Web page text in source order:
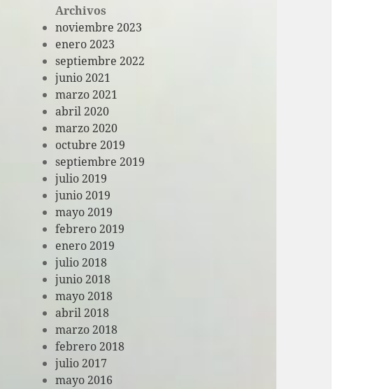
Archivos
noviembre 2023
enero 2023
septiembre 2022
junio 2021
marzo 2021
abril 2020
marzo 2020
octubre 2019
septiembre 2019
julio 2019
junio 2019
mayo 2019
febrero 2019
enero 2019
julio 2018
junio 2018
mayo 2018
abril 2018
marzo 2018
febrero 2018
julio 2017
mayo 2016